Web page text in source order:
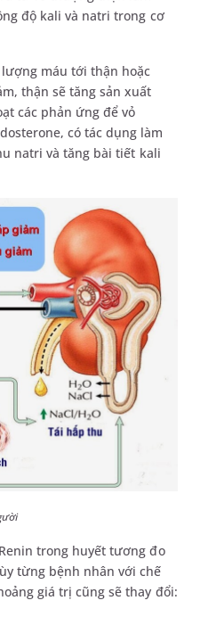
độ kali và natri trong cơ
máu tới thận hoặc
thận sẽ tăng sản xuất
các phản ứng để vỏ
có tác dụng làm
natri và tăng bài tiết kali
trong huyết tương đo
từng bệnh nhân với chế
giá trị cũng sẽ thay đổi: